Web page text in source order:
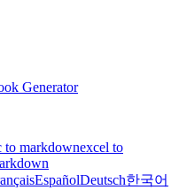
Generator
to markdownexcel to
EspañolDeutsch한국어